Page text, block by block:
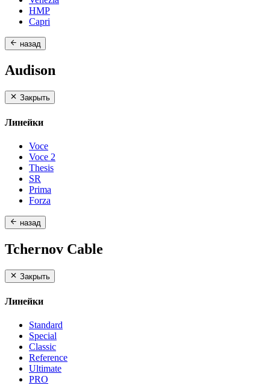
HMP
Capri
назад
Audison
Закрыть
Линейки
Voce
Voce 2
Thesis
SR
Prima
Forza
назад
Tchernov Cable
Закрыть
Линейки
Standard
Special
Classic
Reference
Ultimate
PRO